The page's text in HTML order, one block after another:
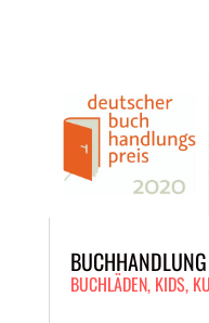
BUCHLÄDEN, KIDS,